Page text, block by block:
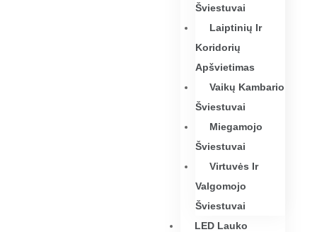
Šviestuvai
Laiptinių Ir
Koridorių
Apšvietimas
Vaikų Kambario
Šviestuvai
Miegamojo
Šviestuvai
Virtuvės Ir
Valgomojo
Šviestuvai
LED Lauko